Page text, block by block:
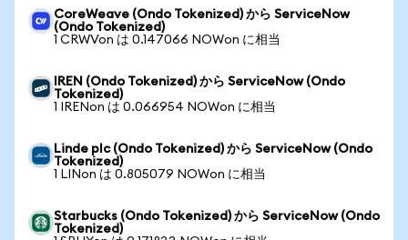
CoreWeave (Ondo Tokenized) から ServiceNow
(Ondo Tokenized)
1 CRWVon は 0.147066 NOWon に相当
IREN (Ondo Tokenized) から ServiceNow (Ondo
Tokenized)
1 IRENon は 0.066954 NOWon に相当
Linde plc (Ondo Tokenized) から ServiceNow (Ondo
Tokenized)
1 LINon は 0.805079 NOWon に相当
Starbucks (Ondo Tokenized) から ServiceNow (Ondo
Tokenized)